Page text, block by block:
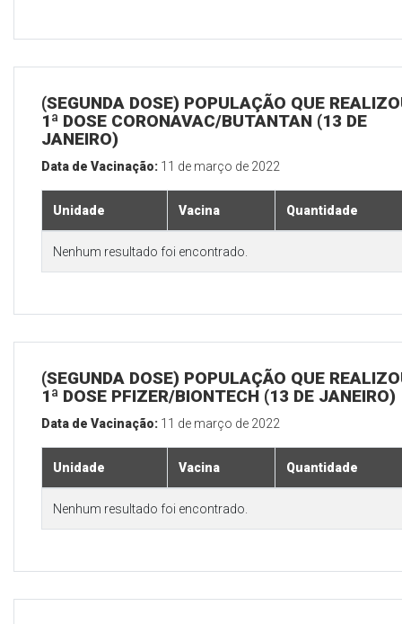
(SEGUNDA DOSE) POPULAÇÃO QUE
1ª DOSE CORONAVAC/BUTANTAN (13 DE
JANEIRO)
Data de Vacinação: 11 de março de 2022
Unidade Vacina Quantidade
Nenhum resultado foi encontrado.
(SEGUNDA DOSE) POPULAÇÃO QUE
1ª DOSE PFIZER/BIONTECH (13 DE JANEIRO)
Data de Vacinação: 11 de março de 2022
Unidade Vacina Quantidade
Nenhum resultado foi encontrado.